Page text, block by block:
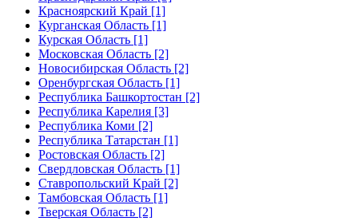
Красноярский Край [1]
Курганская Область [1]
Курская Область [1]
Московская Область [2]
Новосибирская Область [2]
Оренбургская Область [1]
Республика Башкортостан [2]
Республика Карелия [3]
Республика Коми [2]
Республика Татарстан [1]
Ростовская Область [2]
Свердловская Область [1]
Ставропольский Край [2]
Тамбовская Область [1]
Тверская Область [2]